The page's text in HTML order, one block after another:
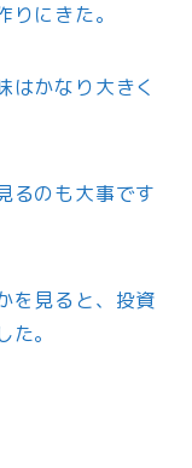
にきた。
はかなり大きく
るのも大事です
を見ると、投資
。